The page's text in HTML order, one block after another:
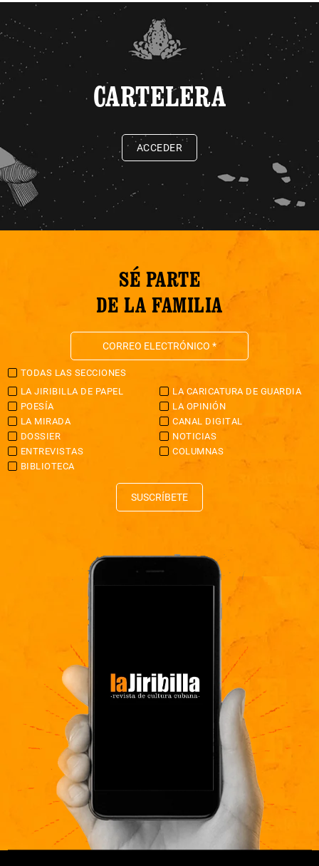
CARTELERA
ACCEDER
SÉ PARTE
DE LA FAMILIA
TODAS LAS SECCIONES
LA JIRIBILLA DE PAPEL
LA CARICATURA DE GUARDIA
POESÍA
LA OPINIÓN
LA MIRADA
CANAL DIGITAL
DOSSIER
NOTICIAS
ENTREVISTAS
COLUMNAS
BIBLIOTECA
SUSCRÍBETE